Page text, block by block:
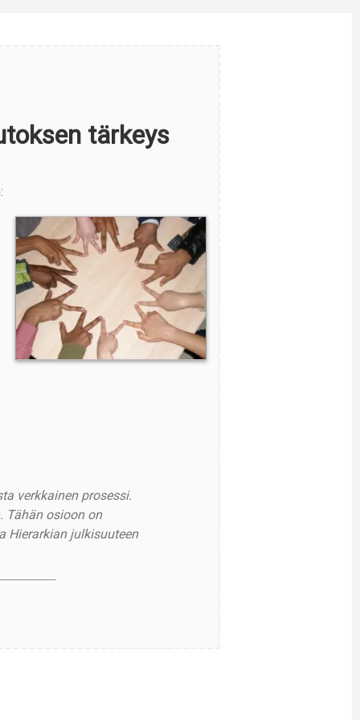
tärkeys
verkkainen prosessi.
Tähän osioon on
Hierarkian julkisuuteen